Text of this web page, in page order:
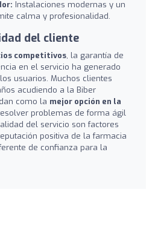
Instalaciones modernas y un
calma y profesionalidad.
del cliente
competitivos, la garantía de
en el servicio ha generado
usuarios. Muchos clientes
acudiendo a la Biber
como la mejor opción en la
problemas de forma ágil
del servicio son factores
positiva de la farmacia
de confianza para la